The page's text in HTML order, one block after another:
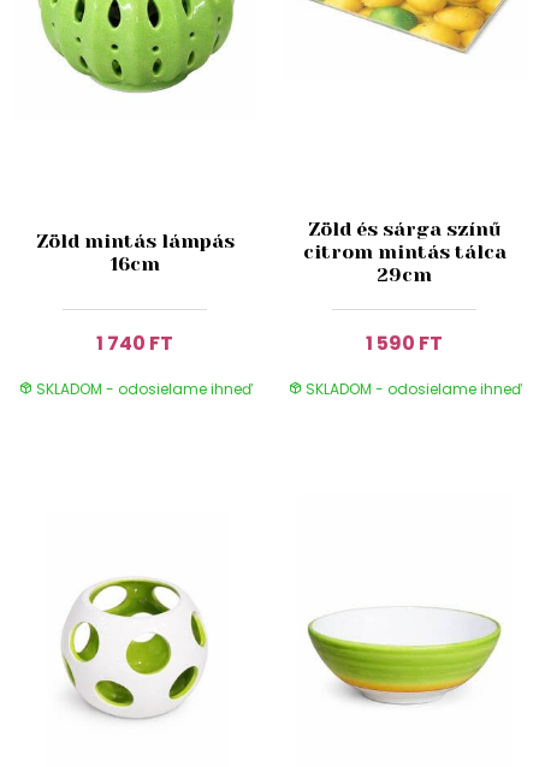
Zöld mintás lámpás
16cm
1 740 FT
SKLADOM - odosielame ihneď
Zöld és sárga színű
citrom mintás tálca
29cm
1 590 FT
SKLADOM - odosielame ihneď